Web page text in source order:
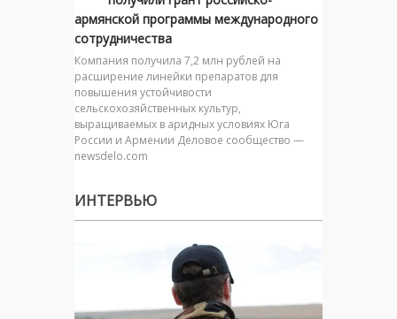
армянской программы международного
сотрудничества
Компания получила 7,2 млн рублей на
расширение линейки препаратов для
повышения устойчивости
сельскохозяйственных культур,
выращиваемых в аридных условиях Юга
России и Армении Деловое сообщество —
newsdelo.com
ИНТЕРВЬЮ